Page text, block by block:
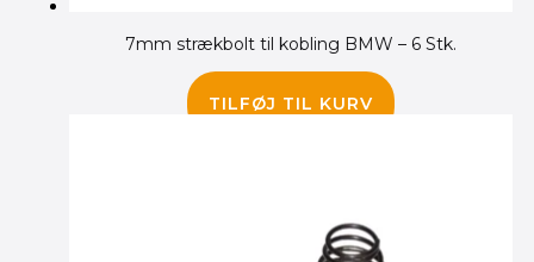
7mm strækbolt til kobling BMW – 6 Stk.
TILFØJ TIL KURV